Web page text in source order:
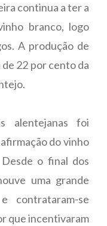
continua a ter a
branco, logo
A produção de
22 por cento da
alentejanas foi
do vinho
o final dos
uma grande
contrataram-se
que incentivaram